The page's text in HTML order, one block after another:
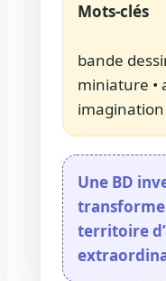
Mots-clés
bande
miniature •
imagination
Une BD
territoire